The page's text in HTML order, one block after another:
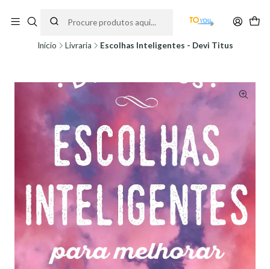
partir do dia 11 de Agosto, às 10H.
Início Livraria Escolhas Inteligentes - Devi Titus